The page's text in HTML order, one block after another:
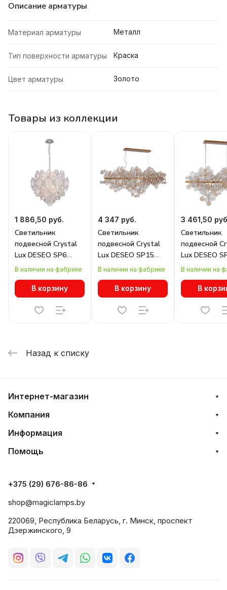
Описание арматуры
Материал арматуры Металл
Тип поверхности арматуры Краска
Цвет арматуры Золото
Товары из коллекции
1 886,50 руб.
Светильник
подвесной Crystal
Lux DESEO SP6
D460 SILVER
В наличии на фабрике
В корзину
4 347 руб.
Светильник
подвесной Crystal
Lux DESEO SP15
L1400 GOLD
В наличии на фабрике
В корзину
3 461,50
Светильник
подвесной
Lux DESEO
L1000 GOLD
В наличии на
В
Назад к списку
Интернет-магазин
Компания
Информация
Помощь
+375 (29) 676-86-86
shop@magiclamps.by
220069, Республика Беларусь, г. Минск, проспект
Дзержинского, 9